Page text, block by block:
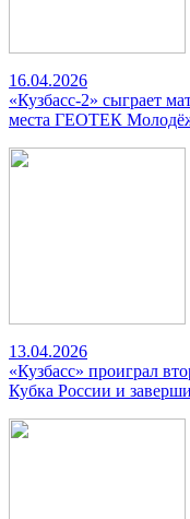
16.04.2026
«Кузбасс-2» сыграет
места ГЕОТЕК
13.04.2026
«Кузбасс» проиграл
Кубка России и